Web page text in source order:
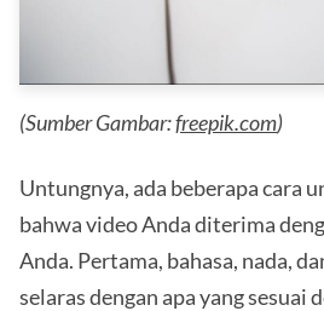
(Sumber Gambar:freepik.com)
Untungnya, ada beberapa cara
bahwa video Anda diterima
Anda. Pertama, bahasa, nada,
selaras dengan apa yang sesuai